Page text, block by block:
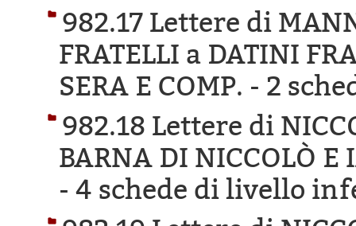
982.17 Lettere di
FRATELLI a DATINI
SERA E COMP. - 2
982.18 Lettere di
BARNA DI NICCOLÒ E
- 4 schede di livello